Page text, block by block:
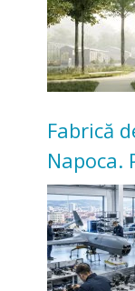
Fabrică
Napoca.
înceapă